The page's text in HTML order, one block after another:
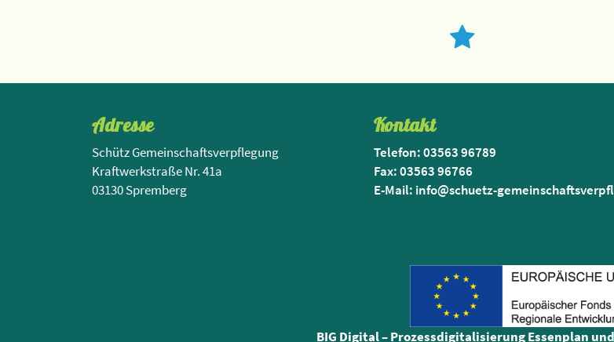
Adresse
Schütz Gemeinschaftsverpflegung
Kraftwerkstraße Nr. 41a
03130 Spremberg
Kontakt
Telefon: 03563 96789
Fax: 03563 96766
E-Mail: info@schuetz-
BIG Digital – Prozessdigitalisierung Essenplan